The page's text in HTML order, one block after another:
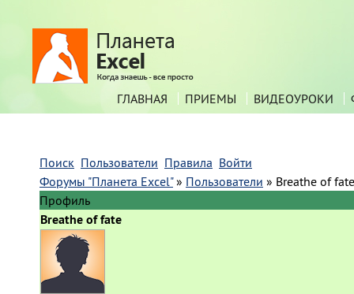
ГЛАВНАЯ ПРИЕМЫ ВИДЕОУРОКИ
Поиск Пользователи Правила Войти
Форумы "Планета Excel" » Пользователи » Breathe of fate
Профиль
Breathe of fate